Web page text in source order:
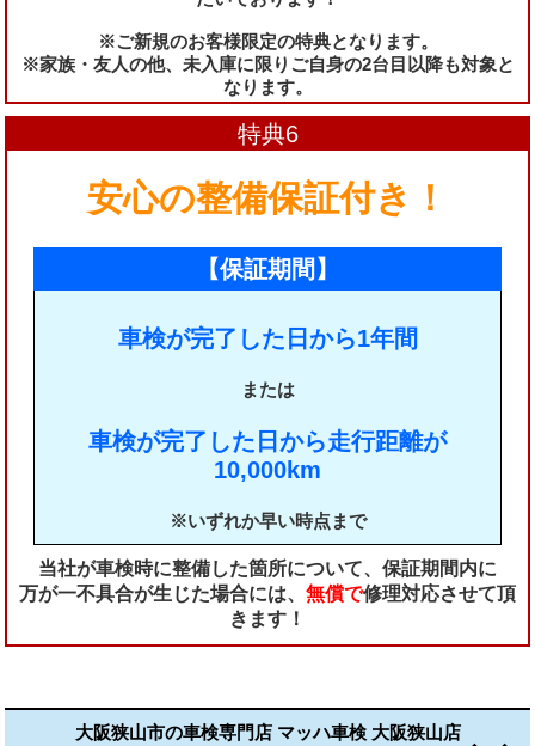
※ご新規のお客様限定の特典となります。
※家族・友人の他、未入庫に限りご自身の2台目以降も対象と
なります。
特典6
安心の整備保証付き！
【保証期間】
車検が完了した日から1年間
または
車検が完了した日から走行距離が
10,000km
※いずれか早い時点まで
当社が車検時に整備した箇所について、保証期間内に
万が一不具合が生じた場合には、 無償で修理対応させて頂
きます！
大阪狭山市の車検専門店 マッハ車検 大阪狭山店